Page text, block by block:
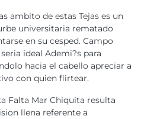
ambito de estas Tejas es un
universitaria rematado
en su cesped. Campo
ideal Ademi?s para
hacia el cabello apreciar a
con quien flirtear.
Falta Mar Chiquita resulta
llena referente a